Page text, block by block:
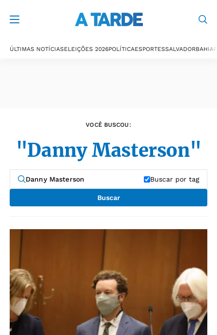
ÚLTIMAS NOTÍCIASELEIÇÕES 2026POLÍTICAESPORTESSALVADORBAHIA
VOCÊ BUSCOU:
"Danny Masterson"
Buscar por tag
Buscar